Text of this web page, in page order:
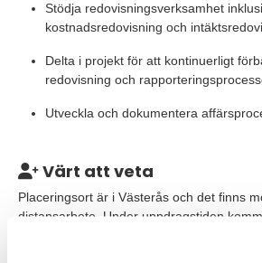
Stödja redovisningsverksamhet
kostnadsredovisning och
Delta i projekt för att kontinuerligt
redovisning och
Utveckla och dokumentera
Värt att veta
Placeringsort är i Västerås och det finns
distansarbete. Under uppdragstiden